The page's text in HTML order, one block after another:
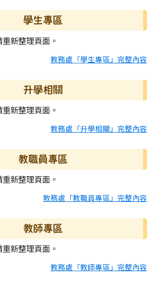
學生專區
新整理頁面。
教務處「學生專區」完整內容
升學相關
新整理頁面。
教務處「升學相關」完整內容
教職員專區
新整理頁面。
教務處「教職員專區」完整內容
教師專區
新整理頁面。
教務處「教師專區」完整內容